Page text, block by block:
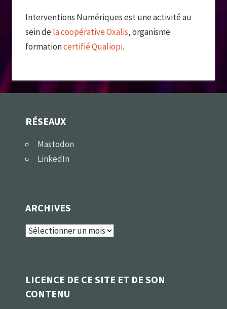
Interventions Numériques est une activité au
sein dela coopérative Oxalis, organisme
formationcertifié Qualiopi.
RÉSEAUX
Mastodon
LinkedIn
ARCHIVES
Archives
LICENCE DE CE SITE ET DE SON
CONTENU